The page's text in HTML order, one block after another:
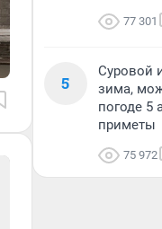
77 301
5
Суровой
зима,
погоде 5
приметы
75 972